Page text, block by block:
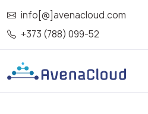
info[@]avenacloud.com
+373 (788) 099-52